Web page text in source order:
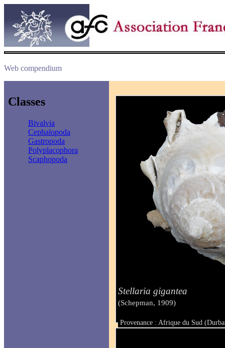
Web compendium
Classes
Bivalvia
Cephalopoda
Gastropoda
Polyplacophora
Scaphopoda
Stellaria gigantea
(Schepman, 1909)
Provenance : Afrique du Sud
Taille :